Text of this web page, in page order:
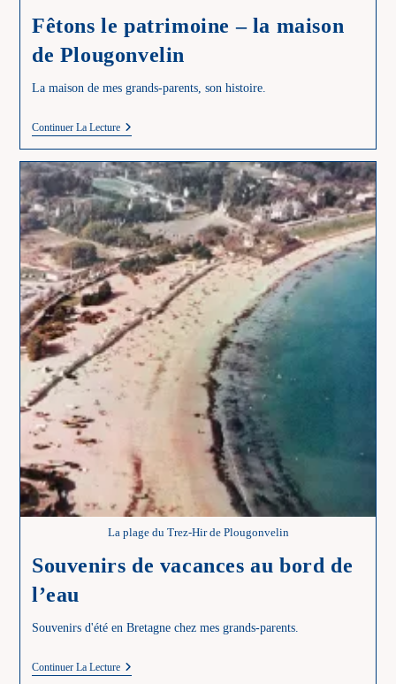
Fêtons le patrimoine – la maison
de Plougonvelin
La maison de mes grands-parents, son histoire.
Continuer La LectureFêtons
–
La
Maison
De
Plougonvelin
La plage du Trez-Hir de Plougonvelin
Souvenirs de vacances au bord de
l’eau
Souvenirs d'été en Bretagne chez mes grands-parents.
Continuer La LectureSouvenirs